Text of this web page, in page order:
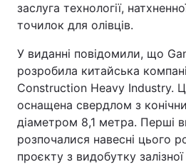
заслуга технології,
точилок для олівців.
У виданні повідомили, що
розробила китайська
Construction Heavy Industry.
оснащена свердлом з
діаметром 8,1 метра. Перші
розпочалися навесні цього
проєкту з видобутку